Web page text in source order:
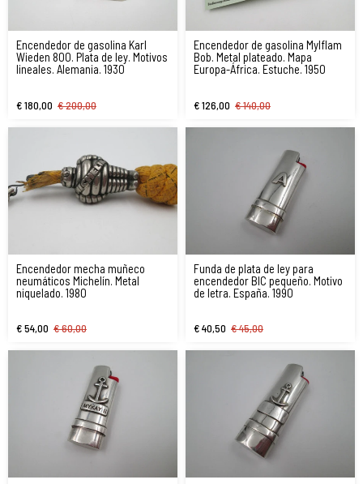
Encendedor de gasolina Karl
Wieden 800. Plata de ley. Motivos
lineales. Alemania. 1930
€ 180,00 € 200,00
Encendedor de gasolina Mylflam
Bob. Metal plateado. Mapa
Europa-África. Estuche. 1950
€ 126,00 € 140,00
Encendedor mecha muñeco
neumáticos Michelín. Metal
niquelado. 1980
€ 54,00 € 60,00
Funda de plata de ley para
encendedor BIC pequeño. Motivo
de letra. España. 1990
€ 40,50 € 45,00